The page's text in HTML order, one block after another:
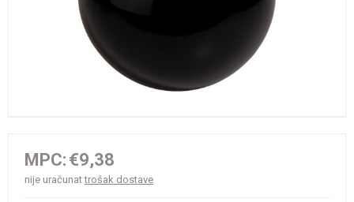
MPC: €9,38
nije uračunattrošak dostave